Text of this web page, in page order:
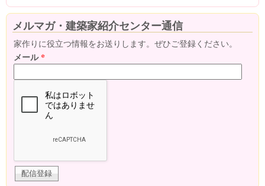
メルマガ・建築家紹介センター通信
家作りに役立つ情報をお送りします。ぜひご登録ください。
メール*